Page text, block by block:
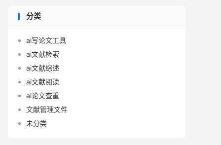
分类
ai写论文工具
ai文献检索
ai文献综述
ai文献阅读
ai论文查重
文献管理文件
未分类